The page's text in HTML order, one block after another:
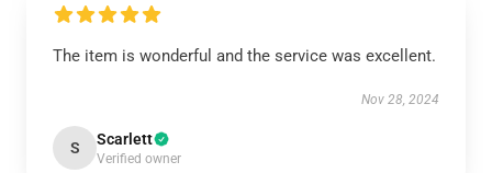
The item is wonderful and the service was excellent.
Nov 28, 2024
S Scarlett
Verified owner